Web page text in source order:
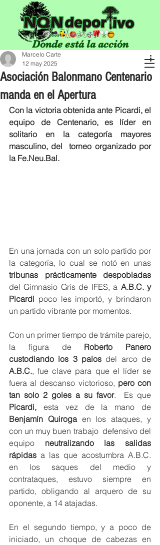
Donde está la acción
Asociación Balonmano Centenario
manda en el Apertura
Marcelo Carte
12 may 2025
Con la victoria obtenida ante Picardi, el
equipo de Centenario, es líder en
solitario en la categoría mayores
masculino, del  torneo organizado por
la Fe.Neu.Bal.
En una jornada con un solo partido por
del Gimnasio Gris de IFES, a A.B.C. y
Picardi poco les importó, y brindaron
un partido vibrante por momentos.
Con un primer tiempo de trámite parejo,
la figura de Roberto Panero
custodiando los 3 palos
A.B.C., fue clave para que el líder se
fuera al descanso victorioso, pero con
tan solo 2 goles a su favor
Picardi,
Benjamín Quiroga en los ataques, y
con un muy buen trabajo  defensivo del
equipo neutralizando las salidas
rápidas a las que acostumbra A.B.C.
en los saques del medio y
contrataques, estuvo siempre en
partido, obligando al arquero de su
oponente, a 14 atajadas.
En el segundo tiempo, y a poco de
iniciado, un choque de cabezas en